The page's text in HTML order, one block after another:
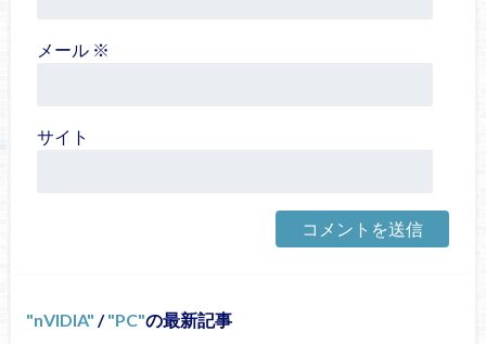
メール ※
サイト
nVIDIA / PC の最新記事